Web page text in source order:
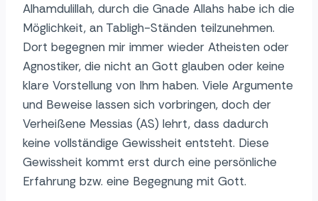
Alhamdulillah, durch die Gnade Allahs habe ich die
Möglichkeit, an Tabligh-Ständen teilzunehmen.
Dort begegnen mir immer wieder Atheisten oder
Agnostiker, die nicht an Gott glauben oder keine
klare Vorstellung von Ihm haben. Viele Argumente
und Beweise lassen sich vorbringen, doch der
Verheißene Messias (AS) lehrt, dass dadurch
keine vollständige Gewissheit entsteht. Diese
Gewissheit kommt erst durch eine persönliche
Erfahrung bzw. eine Begegnung mit Gott.